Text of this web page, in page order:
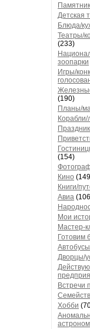
Детская
Блюда/
Театры/
(233)
зоопарки
Игры/
(190)
Планы/
Корабли/
(154)
Кино
Книги/
Авиа
Мои
Мастер-
Готовим
Дворцы/
Встречи
Хобби